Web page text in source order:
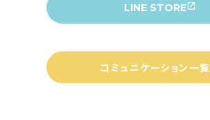
LINE STORE
コミュニケーション一覧